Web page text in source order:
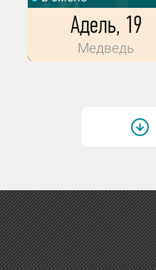
Адель, 19
Медведь